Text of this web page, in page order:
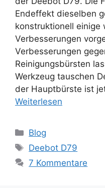
Endeffekt dieselben
konstruktionell einige
Verbesserungen
Verbesserungen
Reinigungsbürsten
Werkzeug tauschen
der Hauptbürste ist
Weiterlesen
Kategorien
Blog
Schlagwörter
Deebot D79
7 Kommentare